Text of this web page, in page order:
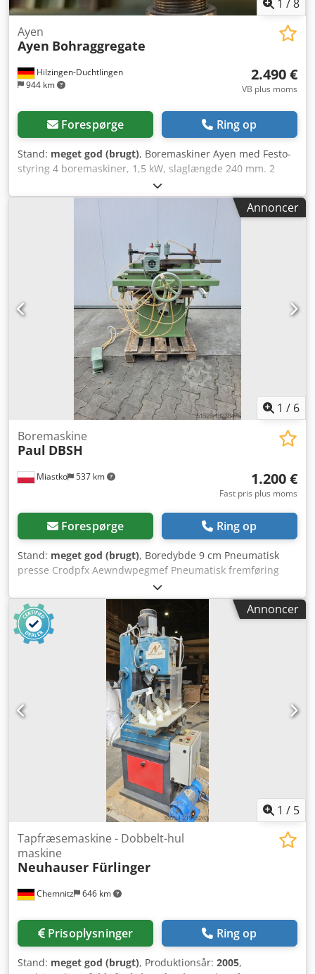
1 /8
Hilzingen-Duchtlingen
944 km
Ayen
Ayen Bohraggregate
2.490 €
VB plus moms
Forespørge Ring op
Stand: meget god (brugt), Boremaskiner Ayen med Festo-
styring 4 boremaskiner, 1,5 kW, slaglængde 240 mm. 2
maskiner med vinkelgear som saveaggregater. Kan sælges
separat. Crjdpfxow I R Iaj Agmjf
Annoncer
1 / 6
Miastko 537 km
Boremaskine
Paul DBSH
1.200 €
Fast pris plus moms
Forespørge Ring op
Stand: meget god (brugt), Boredybde 9 cm Pneumatisk
presse Crodpfx Aewndwpegmef Pneumatisk fremføring
Motor 1,7/2,3 kW Højdejustering 14 cm 45-graders vinkel
Bordlængde 60 cm Bredde 72 cm Rækkevidde 60 cm højre-
venstre Frem-bagud 20 cm
Annoncer
1 / 5
Chemnitz 646 km
Tapfræsemaskine - Dobbelt-hul
maskine
Neuhauser Fürlinger
Prisoplysninger Ring op
Stand: meget god (brugt), Produktionsår: 2005,